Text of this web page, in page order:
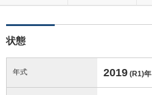
状態
年式 2019 (R1)年